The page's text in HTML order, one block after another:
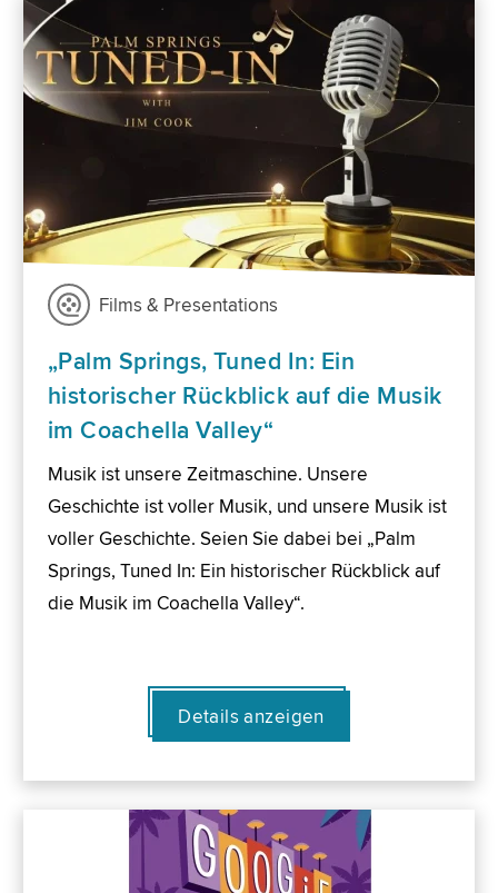
Films & Presentations
„Palm Springs, Tuned In: Ein
historischer Rückblick auf die Musik
im Coachella Valley“
Musik ist unsere Zeitmaschine. Unsere
Geschichte ist voller Musik, und unsere Musik ist
voller Geschichte. Seien Sie dabei bei „Palm
Springs, Tuned In: Ein historischer Rückblick auf
die Musik im Coachella Valley“.
Details anzeigen